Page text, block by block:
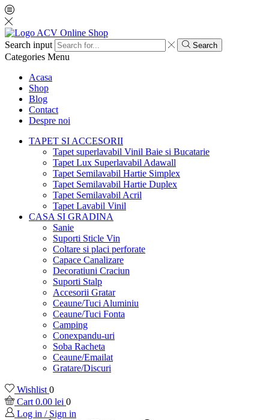
Search input Search
Categories Menu
Acasa
Shop
Blog
Contact
Despre noi
TAPET SI ACCESORII
Tapet superlavabil Vinil Baie si Bucatarie
Tapet Lux Superlavabil Adawall
Tapet Semilavabil Hartie Simplex
Tapet Semilavabil Hartie Duplex
Tapet Semilavabil Acril
Tapet Lavabil Vinil
CASA SI GRADINA
Sanie
Suporti Sticle Vin
Coltare si placi perforate
Capace Canalizare
Decoratiuni Craciun
Suporti Stalp
Accesorii Gratar
Ceaune/Tuci Aluminiu
Ceaune/Tuci Fonta
Camping
Conexpandu-uri
Soba Racheta
Ceaune/Emailat
Gratare/Discuri
Wishlist 0
Cart 0.00 lei 0
Log in / Sign in